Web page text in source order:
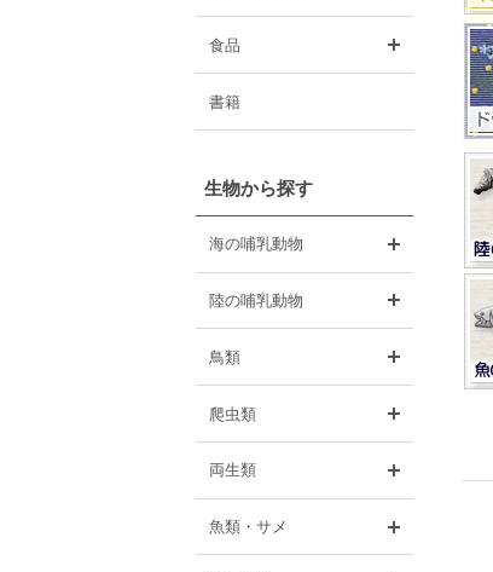
食品
書籍
生物から探す
海の哺乳動物
陸の哺乳動物
鳥類
爬虫類
両生類
魚類・サメ